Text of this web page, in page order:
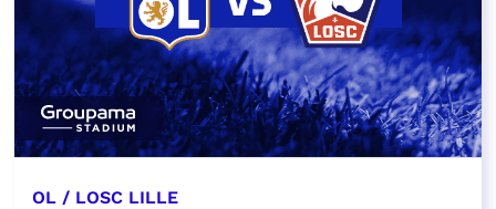
OL / LOSC LILLE